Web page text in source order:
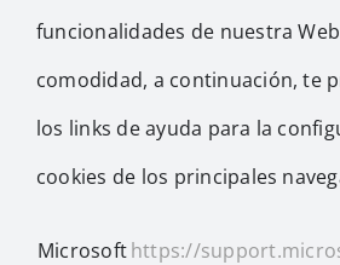
funcionalidades de nuestra
comodidad, a continuación, te
los links de ayuda para la
cookies de los principales
Microsofthttps://